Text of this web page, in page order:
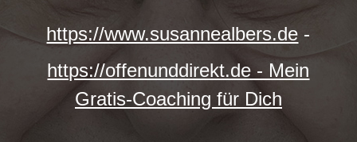
https://www.susannealbers.de -
https://offenunddirekt.de - Mein
Gratis-Coaching für Dich